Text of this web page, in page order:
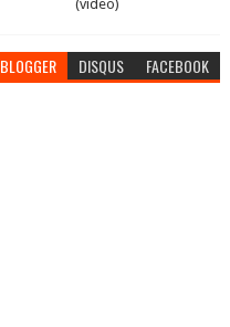
(video)
BLOGGER DISQUS FACEBOOK